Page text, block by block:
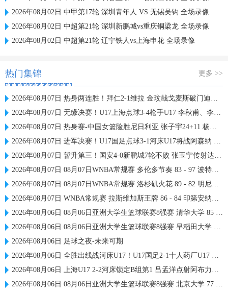
2026年08月02日 中甲第17轮 深圳青年人 VS 无锡吴钩 全场录像
2026年08月02日 中超第21轮 深圳新鹏城vs重庆铜梁龙 全场录像
2026年08月02日 中超第21轮 辽宁铁人vs上海申花 全场录像
热门集锦 更多 >>
2026年08月07日 热身两连胜！拜仁2-1维拉 金玟哉戈麦斯破门迪亚斯替补建功
2026年08月07日 无缘决赛！U17上海点球3-4枪手U17 李秋甫、李文博失点王启戎扑点
2026年08月07日 热身赛-中国女篮险胜尼日利亚 张子宇24+11 杨舒予12+6
2026年08月07日 进军决赛！U17国足点球3-1河床U17将战阿森纳 江宇涵替补两扑点
2026年08月07日 暂升第三！国安4-0新鹏城7轮不败 张玉宁传射达万双响法比奥破门
2026年08月07日 08月07日WNBA常规赛 多伦多节奏 83 - 97 波特兰火焰 集锦
2026年08月07日 08月07日WNBA常规赛 洛杉矶火花 89 - 82 明尼苏达山猫 全场集锦
2026年08月07日 WNBA常规赛 拉斯维加斯王牌 86 - 84 印第安纳狂热 全场集锦
2026年08月06日 08月06日亚洲大学生篮球联赛8强赛 清华大学 85 - 81 菲律宾大学 集锦
2026年08月06日 08月06日亚洲大学生篮球联赛8强赛 早稻田大学 78 - 71 高丽大学 集锦
2026年08月06日 足球之夜-未来可期
2026年08月06日 全胜出线战河床U17！U17国足2-1十人药厂U17 赵松源登场1分钟传射
2026年08月06日 上海U17 2-2河床锁定B组第1 吕孟洋点射阿布力米破门 将战A组第2
2026年08月06日 08月06日亚洲大学生篮球联赛8强赛 北京大学 77 - 79 上海交通大学 集锦